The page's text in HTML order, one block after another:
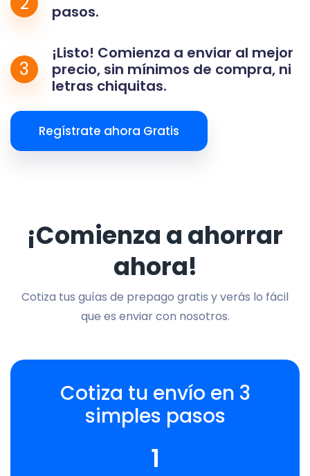
pasos.
3
¡Listo! Comienza a enviar al mejor
precio, sin mínimos de compra, ni
letras chiquitas.
Regístrate ahora Gratis
¡Comienza a ahorrar
ahora!
Cotiza tus guías de prepago gratis y verás lo fácil
que es enviar con nosotros.
Cotiza tu envío en 3
simples pasos
1